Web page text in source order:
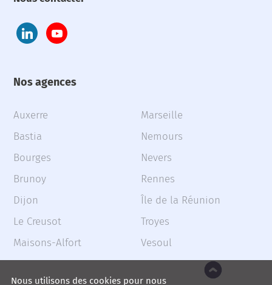
Nos agences
Auxerre
Bastia
Bourges
Brunoy
Dijon
Le Creusot
Maisons-Alfort
Marseille
Nemours
Nevers
Rennes
Île de la Réunion
Troyes
Vesoul
Nous utilisons des cookies pour nous